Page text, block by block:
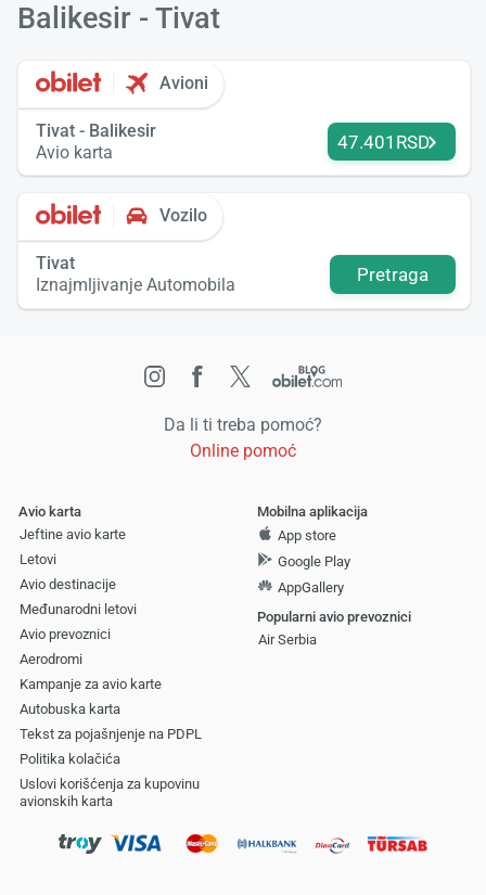
Balikesir - Tivat
Avioni
Tivat - Balikesir
Avio karta
47.401RSD
Vozilo
Tivat
Iznajmljivanje Automobila
Pretraga
Da li ti treba pomoć?
Online pomoć
Avio karta
Jeftine avio karte
Letovi
Avio destinacije
Međunarodni letovi
Avio prevoznici
Aerodromi
Kampanje za avio karte
Autobuska karta
Tekst za pojašnjenje na PDPL
Politika kolačića
Uslovi korišćenja za kupovinu
avionskih karta
Mobilna aplikacija
App store
Google Play
AppGallery
Popularni avio prevoznici
Air Serbia